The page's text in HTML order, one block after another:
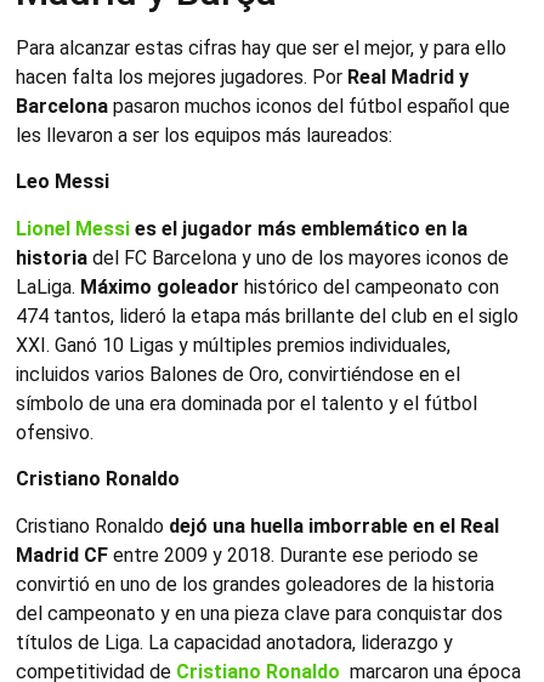
Para alcanzar estas cifras hay que ser el mejor, y para ello
hacen falta los mejores jugadores. Por Real Madrid y
Barcelona pasaron muchos iconos del fútbol español que
les llevaron a ser los equipos más laureados:
Leo Messi
Lionel Messi es el jugador más emblemático en la
historia del FC Barcelona y uno de los mayores iconos de
LaLiga. Máximo goleador histórico del campeonato con
474 tantos, lideró la etapa más brillante del club en el siglo
XXI. Ganó 10 Ligas y múltiples premios individuales,
incluidos varios Balones de Oro, convirtiéndose en el
símbolo de una era dominada por el talento y el fútbol
ofensivo.
Cristiano Ronaldo
Cristiano Ronaldo dejó una huella imborrable en el Real
Madrid CF entre 2009 y 2018. Durante ese periodo se
convirtió en uno de los grandes goleadores de la historia
del campeonato y en una pieza clave para conquistar dos
títulos de Liga. La capacidad anotadora, liderazgo y
competitividad de Cristiano Ronaldo marcaron una época